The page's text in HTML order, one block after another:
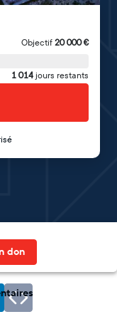
Objectif 20 000€
1 014 jours restants
don